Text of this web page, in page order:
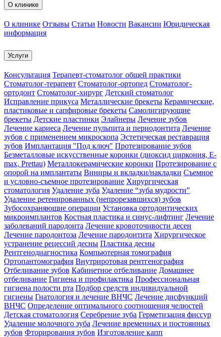
О клинике
О клинике Отзывы Статьи Новости Вакансии Юридическая
информация
Услуги
Консультация Терапевт-стоматолог общей практики
Cтоматолог-терапевт Стоматолог-ортопед Стоматолог-
ортодонт Стоматолог-хирург Детский стоматолог
Исправление прикуса Металлические брекеты Керамические,
пластиковые и сапфировые брекеты Самолигирующие
брекеты Детские пластинки Элайнеры Лечение зубов
Лечение кариеса Лечение пульпита и периодонтита Лечение
зубов с применением микроскопа Эстетическая реставрация
зубов Имплантация "Под ключ" Протезирование зубов
Безметалловые искусственные коронки (диоксид циркония, E-
max, Prettau) Металлокерамические коронки Протезирование с
опорой на имплантаты Виниры и вкладки/накладки Съемное
и условно-съемное протезирование Хирургическая
стоматология Удаление зуба Удаление “зуба мудрости”
Удаление ретенированных (непрорезавшихся) зубов
Зубосохраняющие операции Установка ортодонтических
микроимплантов Костная пластика и синус-лифтинг Лечение
заболеваний пародонта Лечение кровоточивости десен
Лечение пародонтоза Лечение пародонтита Хирургическое
устранение рецессий десны Пластика десны
Рентгенодиагностика Компьютерная томография
Ортопантомография Внутриротовая рентгенография
Отбеливание зубов Кабинетное отбеливание Домашнее
отбеливание Гигиена и профилактика Профессиональная
гигиена полости рта Подбор средств индивидуальной
гигиены Гнатология и лечение ВНЧС Лечение дисфункций
ВНЧС Определение оптимального соотношения челюстей
Детская стоматология Серебрение зуба Герметизация фиссур
Удаление молочного зуба Лечение временных и постоянных
зубов Фторирования зубов Изготовление капп